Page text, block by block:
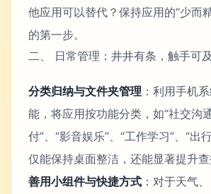
他应用可以替代？保持应用的“少而
的第一步。
二、 日常管理：井井有条，触手可及
分类归纳与文件夹管理 ：利用手机
能，将应用按功能分类，如“社交沟
付”、“影音娱乐”、“工作学习”、“出
仅能保持桌面整洁，还能显著提升查
善用小组件与快捷方式 ：对于天气